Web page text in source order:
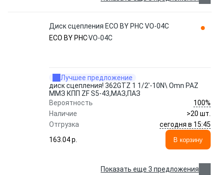
Диск сцепления ECO BY PHC VO-04C
ECO BY PHCVO-04C
Лучшее предложение
диск сцепления! 362GTZ 1 1/2'-10N\ Omn PAZ
ММЗ КПП ZF S5-43,МАЗ,ПАЗ
Вероятность
100%
Наличие
>20 шт.
Отгрузка
сегодня в 15:45
163.04 p.
В корзину
Показать еще 3 предложения